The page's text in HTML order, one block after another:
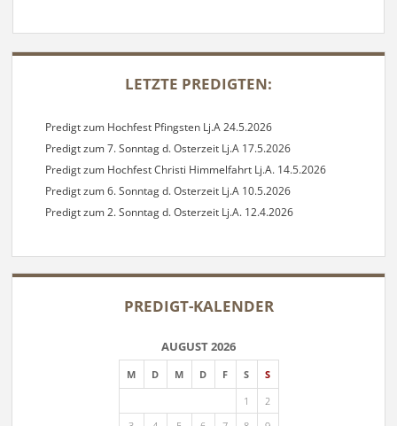
SIDEBAR
LETZTE PREDIGTEN:
Predigt zum Hochfest Pfingsten Lj.A 24.5.2026
Predigt zum 7. Sonntag d. Osterzeit Lj.A 17.5.2026
Predigt zum Hochfest Christi Himmelfahrt Lj.A. 14.5.2026
Predigt zum 6. Sonntag d. Osterzeit Lj.A 10.5.2026
Predigt zum 2. Sonntag d. Osterzeit Lj.A. 12.4.2026
PREDIGT-KALENDER
AUGUST 2026
M D M D F S
S
1
2